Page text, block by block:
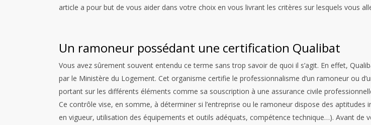
article a pour but de vous aider dans votre choix en vous livrant les critères sur lesquels vous
Un ramoneur possédant une certification Qualibat
Vous avez sûrement souvent entendu ce terme sans trop savoir de quoi il s’agit. En effet,
par le Ministère du Logement. Cet organisme certifie le professionnalisme d’un ramoneur ou
portant sur les différents éléments comme sa souscription à une assurance civile
Ce contrôle vise, en somme, à déterminer si l’entreprise ou le ramoneur dispose des
en vigueur, utilisation des équipements et outils adéquats, compétence technique…). Avant de